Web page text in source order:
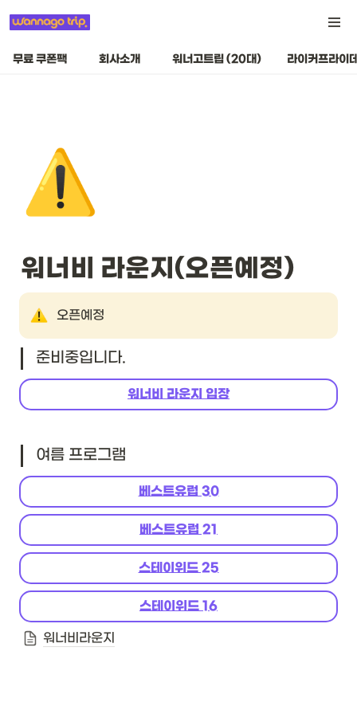
무료 쿠폰팩 회사소개 워너고트립 (20대) 라이커프라이
⚠️
워너비 라운지(오픈예정)
오픈예정
준비중입니다.
워너비 라운지 입장
여름 프로그램
베스트유럽 30
베스트유럽 21
스테이위드 25
스테이위드 16
워너비라운지